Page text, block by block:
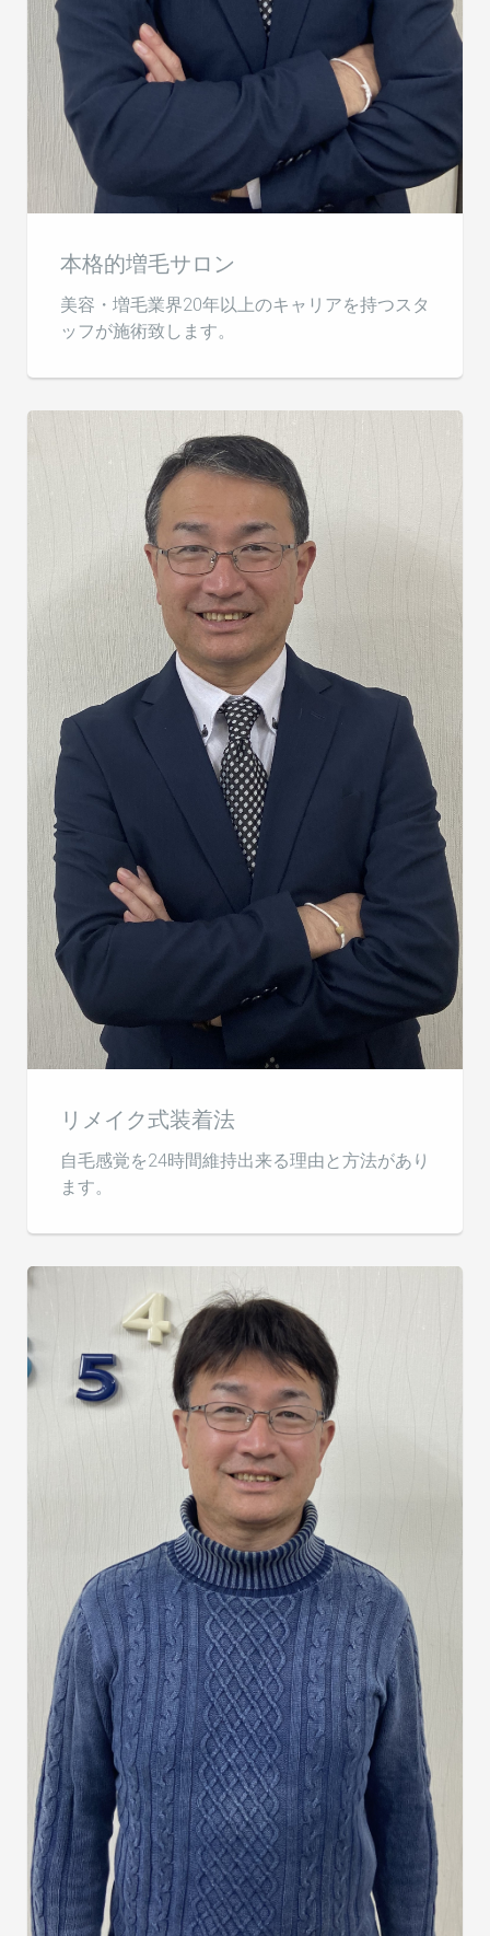
本格的増毛サロン
美容・増毛業界20年以上のキャリアを持つスタ
ッフが施術致します。
リメイク式装着法
自毛感覚を24時間維持出来る理由と方法があり
ます。